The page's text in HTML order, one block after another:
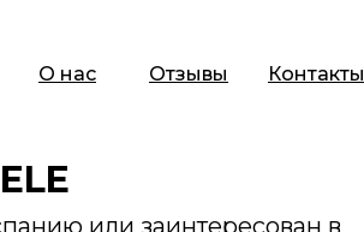
О нас Отзывы Контакты
или заинтересован в